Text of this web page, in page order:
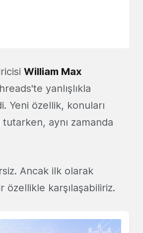
William Max
yanlışlıkla
Yeni özellik, konuları
aynı zamanda
Ancak ilk olarak
karşılaşabiliriz.